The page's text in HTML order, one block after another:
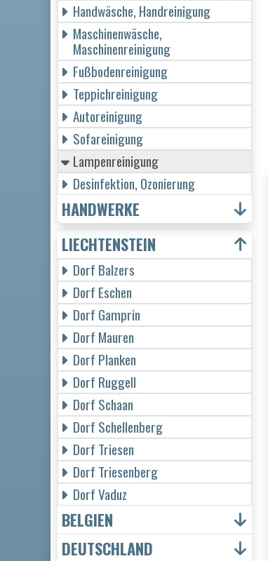
Handwäsche, Handreinigung
Maschinenwäsche,
Maschinenreinigung
Fußbodenreinigung
Teppichreinigung
Autoreinigung
Sofareinigung
Lampenreinigung
Desinfektion, Ozonierung
HANDWERKE
LIECHTENSTEIN
Dorf Balzers
Dorf Eschen
Dorf Gamprin
Dorf Mauren
Dorf Planken
Dorf Ruggell
Dorf Schaan
Dorf Schellenberg
Dorf Triesen
Dorf Triesenberg
Dorf Vaduz
BELGIEN
DEUTSCHLAND